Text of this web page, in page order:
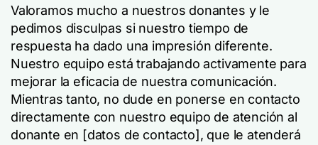
Valoramos mucho a nuestros donantes y le
pedimos disculpas si nuestro tiempo de
respuesta ha dado una impresión diferente.
Nuestro equipo está trabajando activamente para
mejorar la eficacia de nuestra comunicación.
Mientras tanto, no dude en ponerse en contacto
directamente con nuestro equipo de atención al
donante en [datos de contacto], que le atenderá